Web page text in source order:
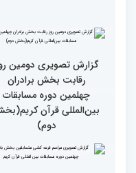
بین‌المللی قرآن کریم
نخستین محفل بین‌المللی
انس با قرآن ویژه بانوان
برگزار شد